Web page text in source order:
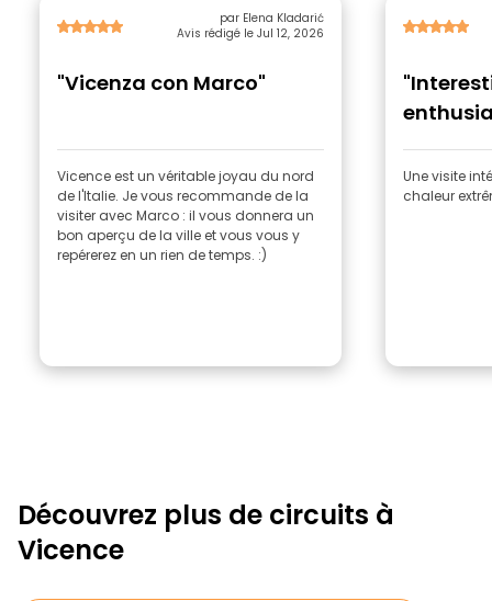
par Elena Kladarić
Avis rédigé le Jul 12, 2026
"Vicenza con Marco"
Vicence est un véritable joyau du nord
de l'Italie. Je vous recommande de la
visiter avec Marco : il vous donnera un
bon aperçu de la ville et vous vous y
repérerez en un rien de temps. :)
Une visite
chaleur
Découvrez plus de circuits à
Vicence